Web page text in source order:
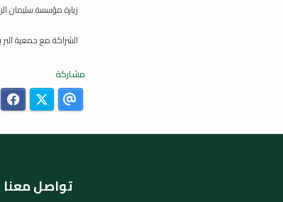
زيارة مؤسسة سليمان
الشراكة مع جمعية البر
مشاركة
تواصل معنا